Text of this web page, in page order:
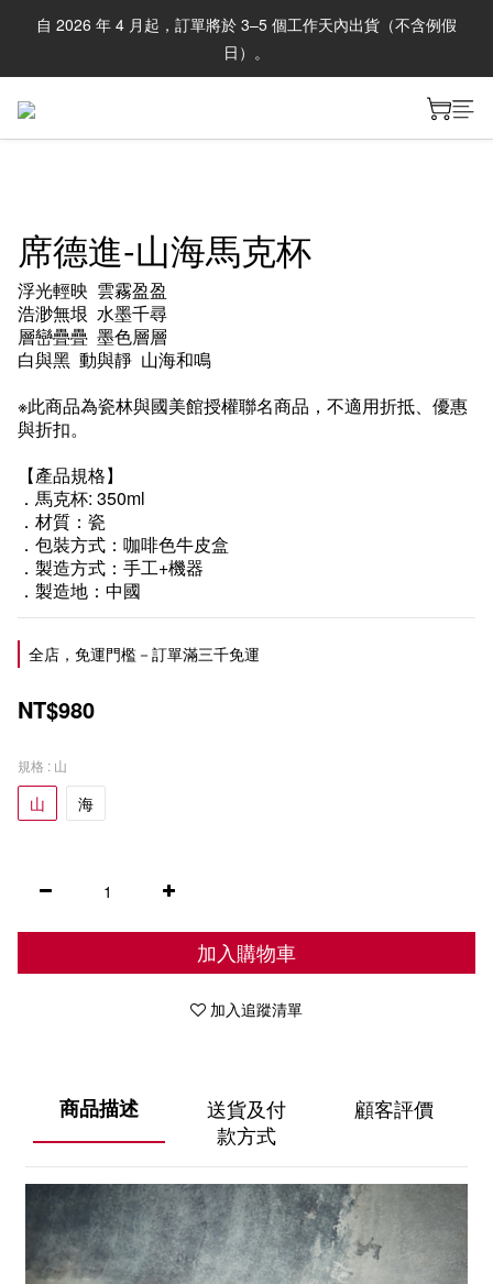
自 2026 年 4 月起，訂單將於 3–5 個工作天內出貨（不含例假
日）。
席德進-山海馬克杯
浮光輕映  雲霧盈盈
浩渺無垠  水墨千尋
層巒疊疊  墨色層層
白與黑  動與靜  山海和鳴
※此商品為瓷林與國美館授權聯名商品，不適用折抵、優惠
與折扣。
【產品規格】
．馬克杯: 350ml
．材質：瓷
．包裝方式：咖啡色牛皮盒
．製造方式：手工+機器
．製造地：中國
全店，免運門檻－訂單滿三千免運
NT$980
規格 : 山
山 海
加入購物車
加入追蹤清單
商品描述
送貨及付
款方式
顧客評價